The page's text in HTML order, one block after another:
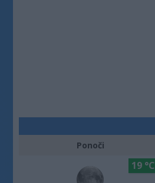
Ponoči
19 °C